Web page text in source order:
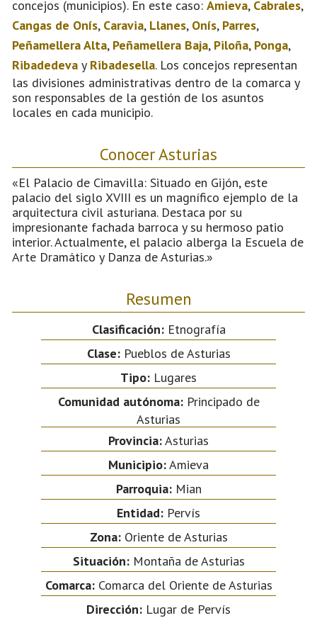
concejos (municipios). En este caso: Amieva, Cabrales,
Cangas de Onís, Caravia, Llanes, Onís, Parres,
Peñamellera Alta, Peñamellera Baja, Piloña, Ponga,
Ribadedeva y Ribadesella. Los concejos representan
las divisiones administrativas dentro de la comarca y
son responsables de la gestión de los asuntos
locales en cada municipio.
Conocer Asturias
«El Palacio de Cimavilla: Situado en Gijón, este
palacio del siglo XVIII es un magnífico ejemplo de la
arquitectura civil asturiana. Destaca por su
impresionante fachada barroca y su hermoso patio
interior. Actualmente, el palacio alberga la Escuela de
Arte Dramático y Danza de Asturias.»
Resumen
Clasificación:Etnografía
Clase:Pueblos de Asturias
Tipo: Lugares
Comunidad autónoma:Principado de
Asturias
Provincia:Asturias
Municipio:Amieva
Parroquia:Mian
Entidad: Pervís
Zona:Oriente de Asturias
Situación:Montaña de Asturias
Comarca:Comarca del Oriente de Asturias
Dirección: Lugar de Pervís